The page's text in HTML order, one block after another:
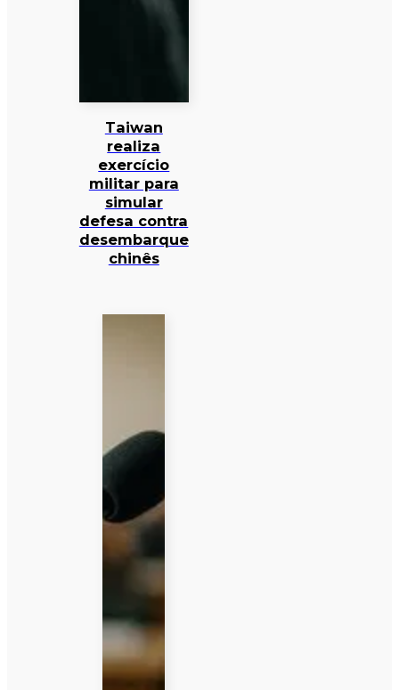
Taiwan
realiza
exercício
militar para
simular
defesa contra
desembarque
chinês